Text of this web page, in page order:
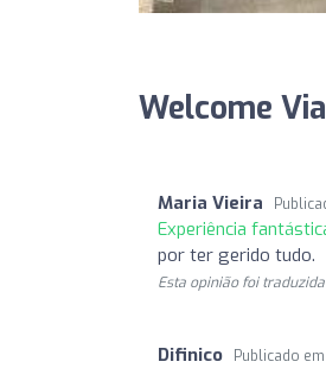
Welcome
Maria Vieira
Experiência
por ter gerido tudo.
Esta opinião foi
Difinico Publicado em